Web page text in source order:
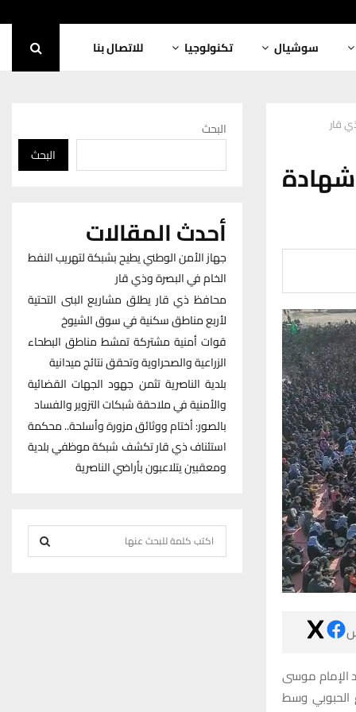
سوشيال تكنولوجيا للاتصال بنا
شهادة
ذكرى إستشهاد الإمام موسى
الحبوبي وسط
البحث
البحث
أحدث المقالات
جهاز الأمن الوطني يطيح بشبكة لتهريب النفط
الخام في البصرة وذي قار
محافظ ذي قار يطلق مشاريع البنى التحتية
لأربع مناطق سكنية في سوق الشيوخ
قوات أمنية مشتركة تمشط مناطق البطحاء
الزراعية والصحراوية وتحقق نتائج ميدانية
بلدية الناصرية تثمن جهود الجهات القضائية
والأمنية في ملاحقة شبكات التزوير والفساد
بالصور: أختام ووثائق مزورة وأسلحة.. محكمة
استئناف ذي قار تكشف شبكة موظفي بلدية
ومعقبين يتلاعبون بأراضي الناصرية
e